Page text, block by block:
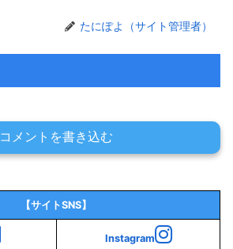
たにぽよ（サイト管理者）
コメントを書き込む
【サイトSNS】
Instagram